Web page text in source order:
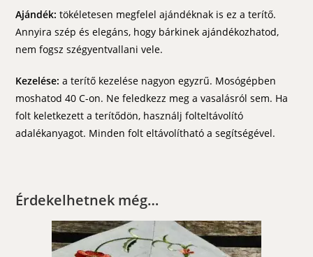
Ajándék:tökéletesen megfelel ajándéknak is ez a terítő.
Annyira szép és elegáns, hogy bárkinek ajándékozhatod,
nem fogsz szégyentvallani vele.
Kezelése:a terítő kezelése nagyon egyzrű. Mosógépben
moshatod 40 C-on. Ne feledkezz meg a vasalásról sem. Ha
folt keletkezett a terítődön, használj folteltávolító
adalékanyagot. Minden folt eltávolítható a segítségével.
Érdekelhetnek még…